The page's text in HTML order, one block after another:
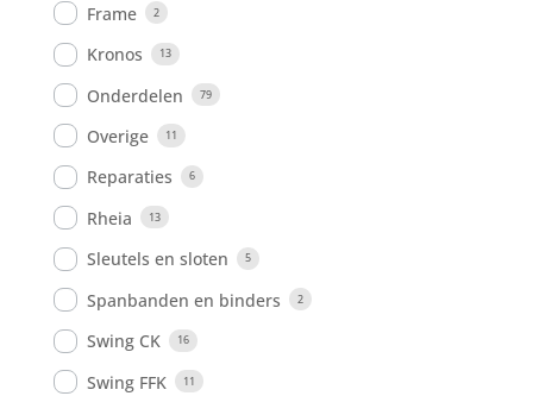
Frame 2
Kronos 13
Onderdelen 79
Overige 11
Reparaties 6
Rheia 13
Sleutels en sloten 5
Spanbanden en binders 2
Swing CK 16
Swing FFK 11